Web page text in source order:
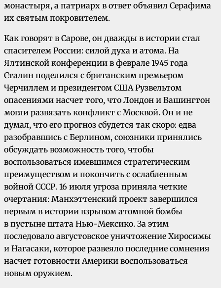
монастыря, а патриарх в ответ объявил Серафима
их святым покровителем.
Как говорят в Сарове, он дважды в истории стал
спасителем России: силой духа и атома. На
Ялтинской конференции в феврале 1945 года
Сталин поделился с британским премьером
Черчиллем и президентом США Рузвельтом
опасениями насчет того, что Лондон и Вашингтон
могли развязать конфликт с Москвой. Он и не
думал, что его прогноз сбудется так скоро: едва
разобравшись с Берлином, союзники принялись
обсуждать возможность того, чтобы
воспользоваться имевшимся стратегическим
преимуществом и покончить с ослабленным
войной СССР. 16 июля угроза приняла четкие
очертания: Манхэттенский проект завершился
первым в истории взрывом атомной бомбы
в пустыне штата Нью-Мексико. За этим
последовало августовское уничтожение Хиросимы
и Нагасаки, которое развеяло последние сомнения
насчет готовности Америки воспользоваться
новым оружием.